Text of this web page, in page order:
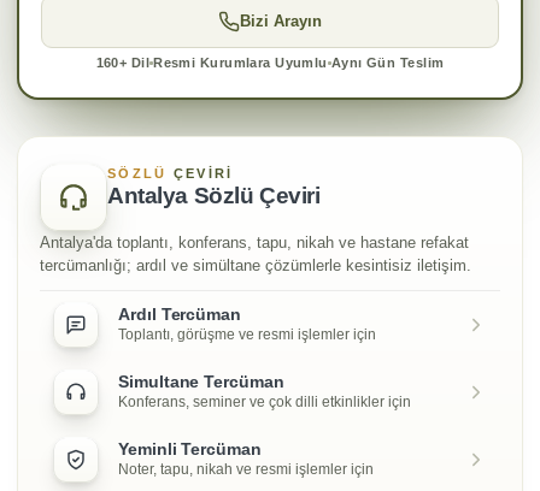
Bizi Arayın
160+ Dil Resmi Kurumlara Uyumlu Aynı Gün Teslim
SÖZLÜ ÇEVIRI
Antalya Sözlü Çeviri
Antalya'da toplantı, konferans, tapu, nikah ve hastane refakat
tercümanlığı; ardıl ve simültane çözümlerle kesintisiz iletişim.
Ardıl Tercüman
Toplantı, görüşme ve resmi işlemler için
Simultane Tercüman
Konferans, seminer ve çok dilli etkinlikler için
Yeminli Tercüman
Noter, tapu, nikah ve resmi işlemler için